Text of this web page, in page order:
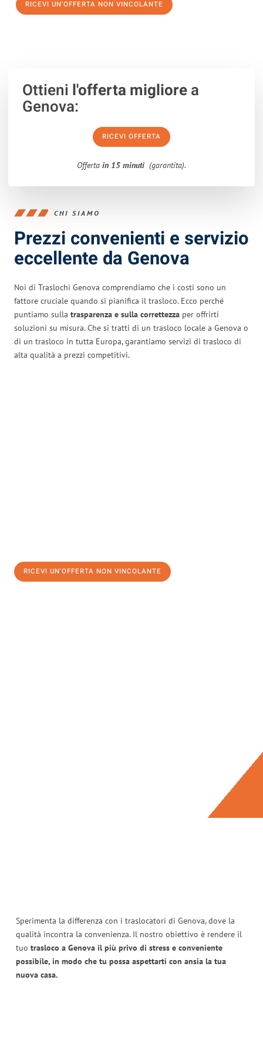
RICEVI UN'OFFERTA NON VINCOLANTE
Ottieni l'offerta migliorea
Genova:
RICEVI OFFERTA
Offerta in 15 minuti (garantita).
CHI SIAMO
Prezzi convenienti e servizio
eccellente da Genova
Noi di Traslochi Genova comprendiamo che i costi sono un
fattore cruciale quando si pianifica il trasloco. Ecco perché
puntiamo sulla trasparenza e sulla correttezza per offrirti
soluzioni su misura. Che si tratti di un trasloco locale a Genova o
di un trasloco in tutta Europa, garantiamo servizi di trasloco di
alta qualità a prezzi competitivi.
RICEVI UN'OFFERTA NON VINCOLANTE
Sperimenta la differenza con i traslocatori di Genova, dove la
qualità incontra la convenienza. Il nostro obiettivo è rendere il
tuo trasloco a Genova il più privo di stress e conveniente
possibile, in modo che tu possa aspettarti con ansia la tua
nuova casa.